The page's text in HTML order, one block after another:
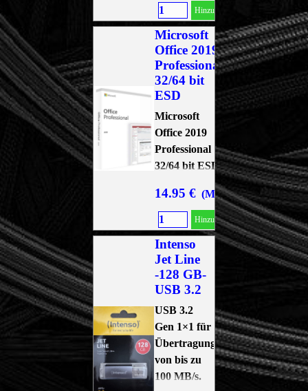
Hinzufügen
Microsoft
Office 2019
Professional
32/64 bit
ESD
Microsoft
Office 2019
Professional
32/64 bit ESD
14.95 € (MwSt. 19 % Inkl.)
Hinzufügen
Intenso
Jet Line
-128 GB-
USB 3.2
USB 3.2
Gen 1×1 für
Übertragungsgeschwindigkeiten
von bis zu
100 MB/s.